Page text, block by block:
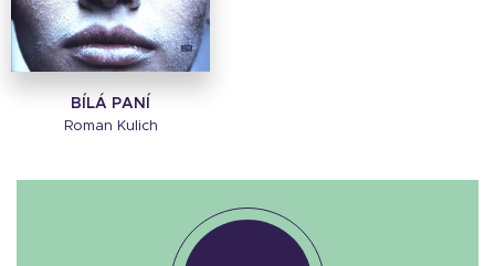
BÍLÁ PANÍ
Roman Kulich